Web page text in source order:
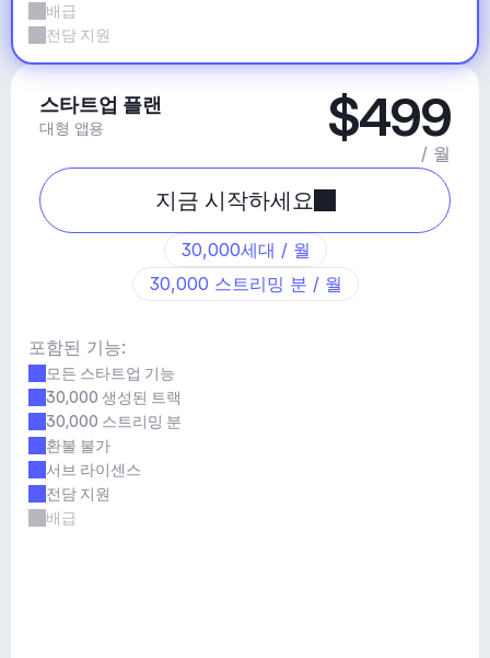
배급
전담 지원
스타트업 플랜
대형 앱용 $499
/ 월
지금 시작하세요
30,000세대 / 월
30,000 스트리밍 분 / 월
포함된 기능:
모든 스타트업 기능
30,000 생성된 트랙
30,000 스트리밍 분
환불 불가
서브 라이센스
전담 지원
배급